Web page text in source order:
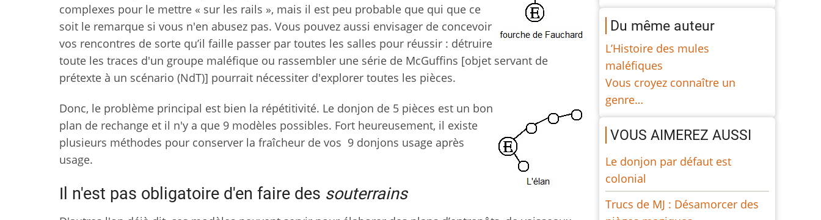
complexes pour le mettre « sur les rails », mais il est peu probable que qui que ce
soit le remarque si vous n'en abusez pas. Vous pouvez aussi envisager de concevoir
vos rencontres de sorte qu’il faille passer par toutes les salles pour réussir : détruire
toute les traces d'un groupe maléfique ou rassembler une série de McGuffins [objet servant de
prétexte à un scénario (NdT)] pourrait nécessiter d'explorer toutes les pièces.
Donc, le problème principal est bien la répétitivité. Le donjon de 5 pièces est un bon
plan de rechange et il n'y a que 9 modèles possibles. Fort heureusement, il existe
plusieurs méthodes pour conserver la fraîcheur de vos 9 donjons usage après
usage.
Il n'est pas obligatoire d'en faire des souterrains
Du même auteur
L’Histoire des mules
maléfiques
Vous croyez connaître un
genre…
VOUS AIMEREZ AUSSI
Le donjon par défaut est
colonial
Trucs de MJ : Désamorcer des